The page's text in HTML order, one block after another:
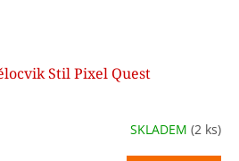
Stil Pixel Quest
SKLADEM (2 ks)